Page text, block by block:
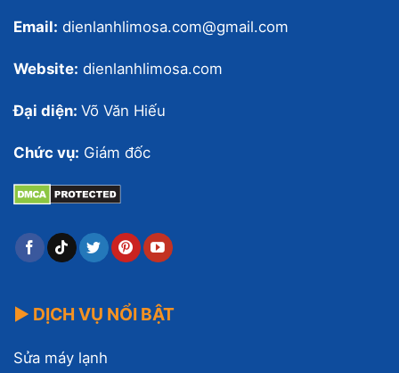
Email: dienlanhlimosa.com@gmail.com
Website: dienlanhlimosa.com
Đại diện: Võ Văn Hiếu
Chức vụ: Giám đốc
▶ DỊCH VỤ NỔI BẬT
Sửa máy lạnh